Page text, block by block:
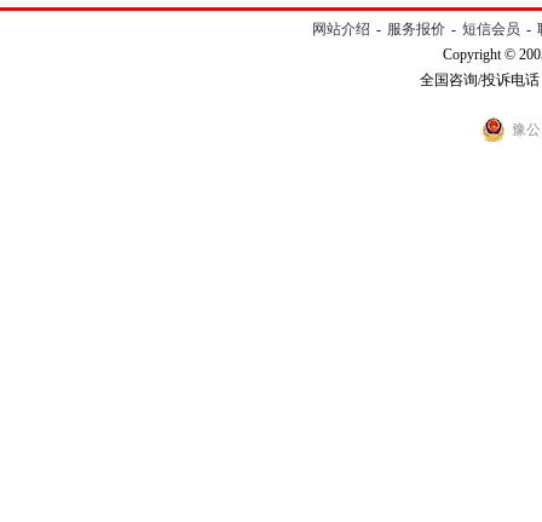
网站介绍 - 服务报价 - 短信会员 -
Copyright ©
全国咨询/投诉电话
豫